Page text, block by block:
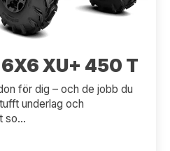
6X6 XU+ 450 T
för dig – och de jobb du
underlag och
so...